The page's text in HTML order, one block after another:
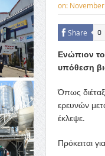
on:
Share 0
Ενώπιον
υπόθεση
Όπως
ερευνών
έκλεψε.
Πρόκειται